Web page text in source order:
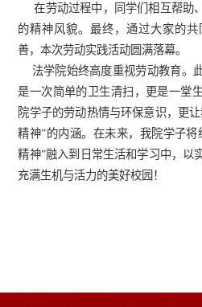
在劳动过程中，同学们相互帮助
的精神风貌。最终，通过大家的共
善，本次劳动实践活动圆满落幕。
法学院始终高度重视劳动教育。
是一次简单的卫生清扫，更是一堂
院学子的劳动热情与环保意识，更
精神”的内涵。在未来，我院学子
精神”融入到日常生活和学习中，以
充满生机与活力的美好校园！